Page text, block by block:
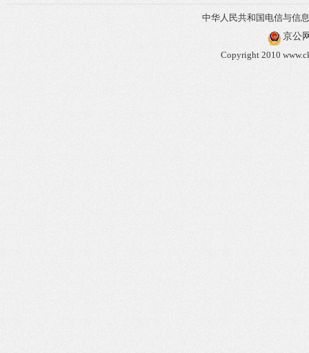
中华人民共和国电信与信
京公
Copyright 2010